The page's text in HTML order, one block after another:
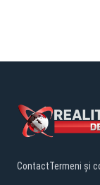
ContactTermeni și